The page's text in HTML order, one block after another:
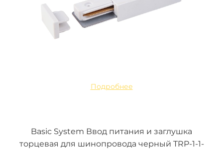
Подробнее
Basic System Ввод питания и заглушка
торцевая для шинопровода черный TRP-1-1-